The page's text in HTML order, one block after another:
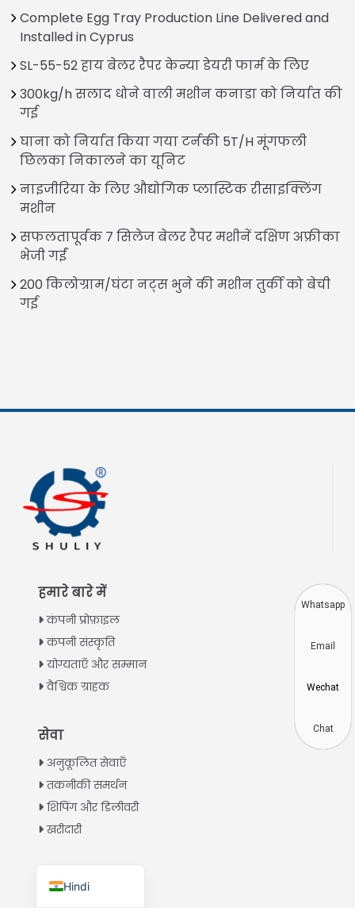
Complete Egg Tray Production Line Delivered and
Installed in Cyprus
SL-55-52 हाय बेलर रैपर केन्या डेयरी फार्म के लिए
300kg/h सलाद धोने वाली मशीन कनाडा को निर्यात की
गई
घाना को निर्यात किया गया टर्नकी 5T/H मूंगफली
छिलका निकालने का यूनिट
नाइजीरिया के लिए औद्योगिक प्लास्टिक रीसाइक्लिंग
मशीन
सफलतापूर्वक 7 सिलेज बेलर रैपर मशीनें दक्षिण अफ्रीका
भेजी गईं
200 किलोग्राम/घंटा नट्स भुने की मशीन तुर्की को बेची
गई
हमारे बारे में
कंपनी प्रोफ़ाइल
कंपनी संस्कृति
योग्यताएँ और सम्मान
वैश्विक ग्राहक
सेवा
अनुकूलित सेवाएँ
तकनीकी समर्थन
शिपिंग और डिलीवरी
खरीदारी
साझेदार बनें
Hindi
Arabic
French
German
Portuguese
Russian
Korean
Japanese
Vietnamese
Indonesian
Turkish
Swahili
Urdu
Italian
Whatsapp
Email
Wechat
Chat